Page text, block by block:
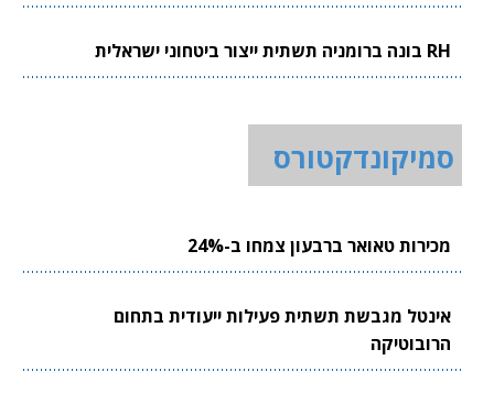
RH בונה ברומניה תשתית ייצור ביטחוני ישראלית
סמיקונדקטורס
מכירות טאואר ברבעון צמחו ב-24%
אינטל מגבשת תשתית פעילות ייעודית בתחום
הרובוטיקה